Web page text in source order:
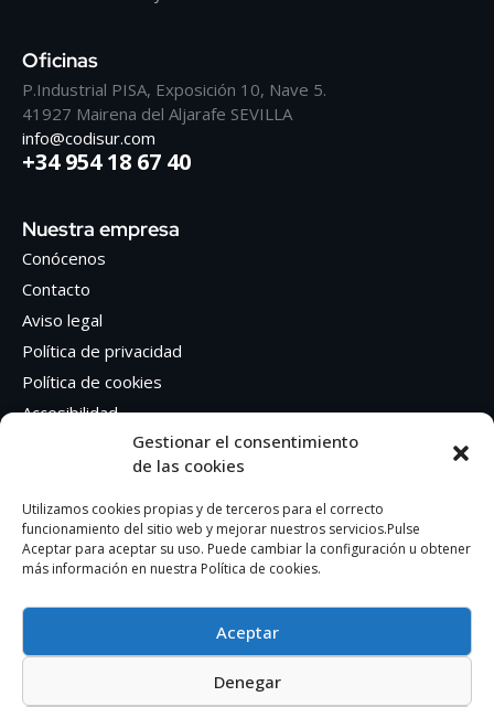
Gestionar el consentimiento
de las cookies
Utilizamos cookies propias y de terceros para el correcto
funcionamiento del sitio web y mejorar nuestros servicios.Pulse
Aceptar para aceptar su uso. Puede cambiar la configuración u obtener
más información en nuestra Política de cookies.
Aceptar
Denegar
Oficinas
P.Industrial PISA, Exposición 10, Nave 5.
41927 Mairena del Aljarafe SEVILLA
info@codisur.com
+34 954 18 67 40
Nuestra empresa
Conócenos
Contacto
Aviso legal
Política de privacidad
Política de cookies
Accesibilidad
Síguenos en Redes sociales
Facebook
Instagram